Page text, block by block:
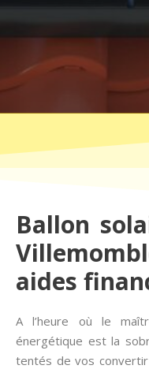
Ballon
aides
A l’heure où le
énergétique est la
tentés de vos